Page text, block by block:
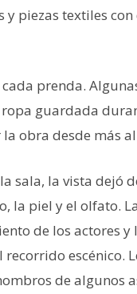
piezas textiles
prenda.
guardada
obra desde más
sala, la vista dejó
piel y el olfato.
de los actores y
escénico.
de algunos